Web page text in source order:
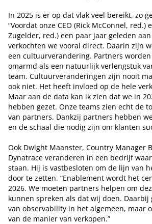
In 2025 is er op dat vlak veel bereikt, zo
“Voordat onze CEO (Rick McConnel, red.)
Zugelder, red.) een paar jaar geleden
verkochten we vooral direct. Daarin zijn
een cultuurverandering. Partners
omarmd als een natuurlijk verlengstuk
team. Cultuurveranderingen zijn nooit
ook niet. Het heeft invloed op de hele
Maar aan de data kan ik zien dat we in
hebben gezet. Onze teams zien echt de
van partners. Dankzij partners hebben
en de schaal die nodig zijn om klanten
Ook Dwight Maanster, Country Manager
Dynatrace veranderen in een bedrijf
staan. Hij is vastbesloten om de lijn van
door te zetten. “Enablement wordt het
2026. We moeten partners helpen om
kunnen spreken als dat wij doen. Daarbij
van observability in het algemeen, maar
van de manier van verkopen.”